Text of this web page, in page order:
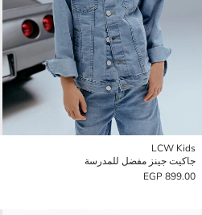
LCW Kids
جاكيت جينز مفضل للمدرسة
899.00 EGP